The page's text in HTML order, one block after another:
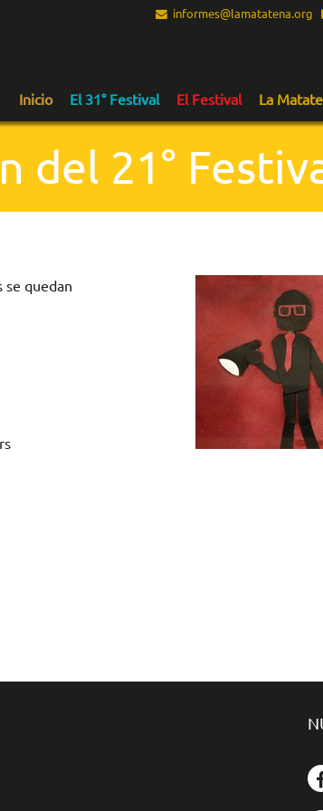
informes@lamatatena.org
Inicio El 31° Festival El Festival La
del 21°
se quedan